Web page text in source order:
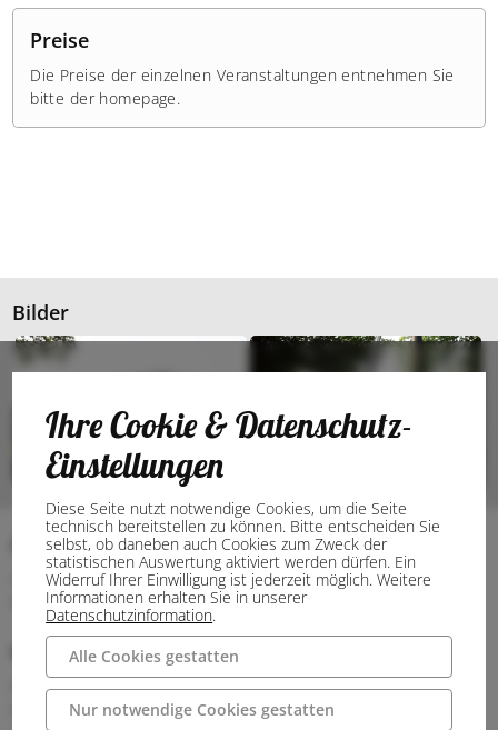
Preise
Die Preise der einzelnen Veranstaltungen entnehmen Sie
bitte der homepage.
Bilder
Anschrift
49477 Ibbenbüren
Deutschland
Wegbeschreibung
Parken
Parkmöglichkeiten befinden sich am nahegelegenen Bahnhof
Ihre Cookie & Datenschutz-
Einstellungen
Diese Seite nutzt notwendige Cookies, um die Seite
technisch bereitstellen zu können. Bitte entscheiden Sie
selbst, ob daneben auch Cookies zum Zweck der
statistischen Auswertung aktiviert werden dürfen. Ein
Widerruf Ihrer Einwilligung ist jederzeit möglich. Weitere
Informationen erhalten Sie in unserer
Datenschutzinformation.
Alle Cookies gestatten
Nur notwendige Cookies gestatten